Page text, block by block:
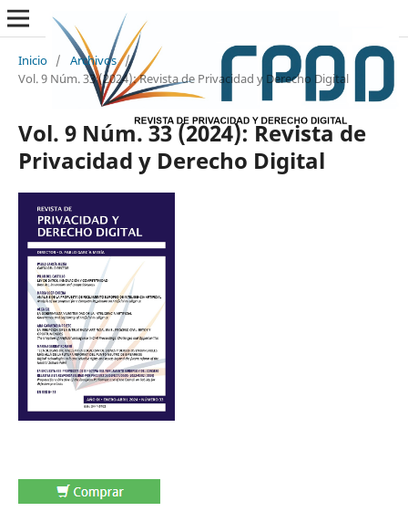
Inicio / Archivos /
Vol. 9 Núm. 33 (2024): Revista de Privacidad y Derecho Digital
Vol. 9 Núm. 33 (2024): Revista de
Privacidad y Derecho Digital